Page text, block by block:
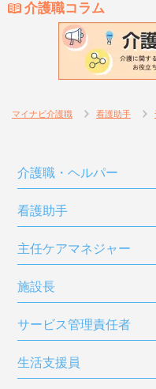
介護職コラム
マイナビ介護職 看護助手
介護職・ヘルパー
看護助手
主任ケアマネジャー
施設長
サービス管理責任者
生活支援員